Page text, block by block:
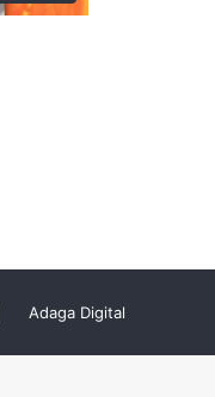
Adaga Digital